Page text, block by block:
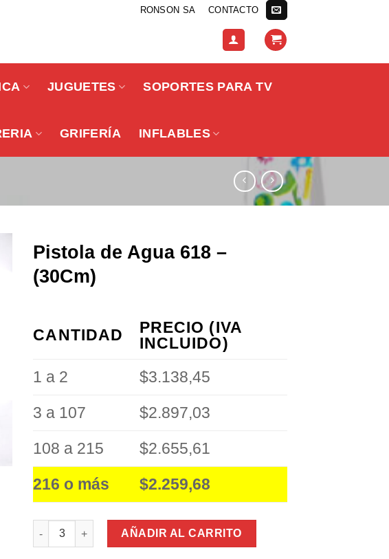
RONSON SA CONTACTO
JUGUETES SOPORTES PARA TV
GRIFERÍA INFLABLES
Pistola de Agua 618 –
(30Cm)
CANTIDAD
PRECIO (IVA
INCLUIDO)
1 a 2
$3.138,45
3 a 107 $2.897,03
108 a 215 $2.655,61
216 o más $2.259,68
Pistola de Agua 618 - (30Cm) cantidad
AÑADIR AL CARRITO